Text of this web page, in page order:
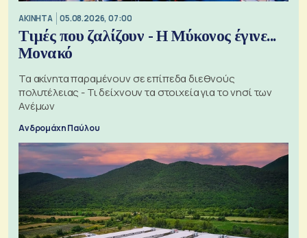
ΑΚΙΝΗΤΑ 05.08.2026, 07:00
Τιμές που ζαλίζουν - Η Μύκονος έγινε...
Μονακό
Τα ακίνητα παραμένουν σε επίπεδα διεθνούς
πολυτέλειας - Τι δείχνουν τα στοιχεία για το νησί των
Ανέμων
Ανδρομάχη Παύλου